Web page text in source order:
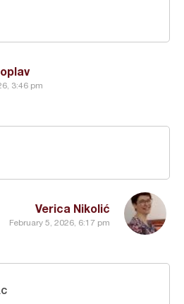
3:46 pm
Verica Nikolić
February 5, 2026, 6:17 pm